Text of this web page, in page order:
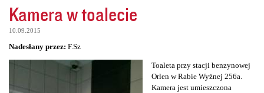
Kamera w toalecie
10.09.2015
Nadesłany przez: F.Sz
Toaleta przy stacji benzynowej
Orlen w Rabie Wyżnej 256a.
Kamera jest umieszczona